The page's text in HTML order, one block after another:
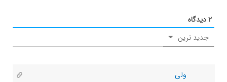
۲دیدگاه
جدید ترین
ولی